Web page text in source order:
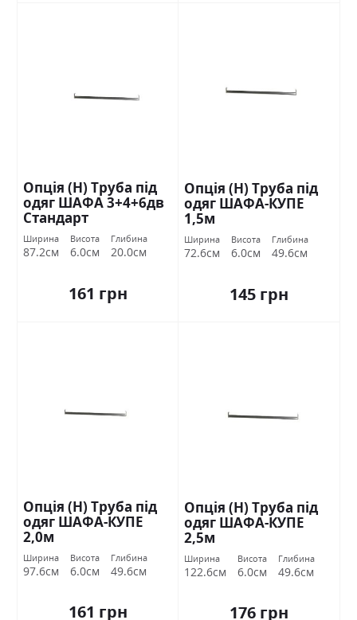
Опція (Н) Труба під
одяг ШАФА 3+4+6дв
Стандарт
Ширина
87.2см
Висота
6.0см
Глибина
20.0см
161 грн
Опція (Н) Труба під
одяг ШАФА-КУПЕ
1,5м
Ширина
72.6см
Висота
6.0см
Глибина
49.6см
145 грн
Опція (Н) Труба під
одяг ШАФА-КУПЕ
2,0м
Ширина
97.6см
Висота
6.0см
Глибина
49.6см
161 грн
Опція (Н) Труба під
одяг ШАФА-КУПЕ
2,5м
Ширина
122.6см
Висота
6.0см
Глибина
49.6см
176 грн